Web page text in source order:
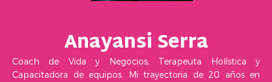
Anayansi Serra
Coach de Vida y Negocios, Terapeuta Holística y
Capacitadora de equipos. Mi trayectoria de 20 años en